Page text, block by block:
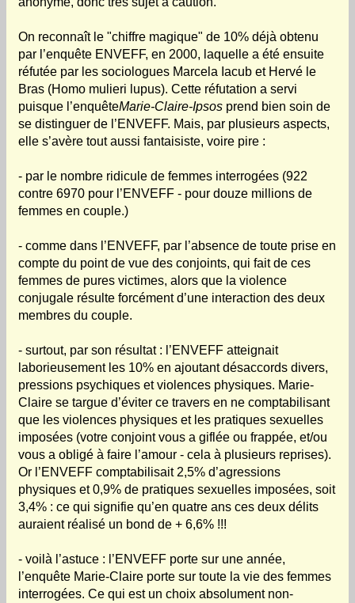
On reconnaît le "chiffre magique" de 10% déjà obtenu
par l’enquête ENVEFF, en 2000, laquelle a été ensuite
réfutée par les sociologues Marcela Iacub et Hervé le
Bras (Homo mulieri lupus). Cette réfutation a servi
puisque l’enquêteMarie-Claire-Ipsos prend bien soin de
se distinguer de l’ENVEFF. Mais, par plusieurs aspects,
elle s’avère tout aussi fantaisiste, voire pire :
- par le nombre ridicule de femmes interrogées (922
contre 6970 pour l’ENVEFF - pour douze millions de
femmes en couple.)
- comme dans l’ENVEFF, par l’absence de toute prise en
compte du point de vue des conjoints, qui fait de ces
femmes de pures victimes, alors que la violence
conjugale résulte forcément d’une interaction des deux
membres du couple.
- surtout, par son résultat : l’ENVEFF atteignait
laborieusement les 10% en ajoutant désaccords divers,
pressions psychiques et violences physiques. Marie-
Claire se targue d’éviter ce travers en ne comptabilisant
que les violences physiques et les pratiques sexuelles
imposées (votre conjoint vous a giflée ou frappée, et/ou
vous a obligé à faire l’amour - cela à plusieurs reprises).
Or l’ENVEFF comptabilisait 2,5% d’agressions
physiques et 0,9% de pratiques sexuelles imposées, soit
3,4% : ce qui signifie qu’en quatre ans ces deux délits
auraient réalisé un bond de + 6,6% !!!
- voilà l’astuce : l’ENVEFF porte sur une année,
l’enquête Marie-Claire porte sur toute la vie des femmes
interrogées. Ce qui est un choix absolument non-